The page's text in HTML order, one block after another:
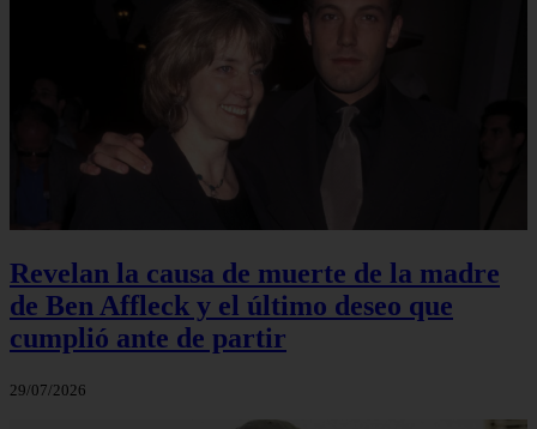
Revelan la causa de muerte de la madre
de Ben Affleck y el último deseo que
cumplió ante de partir
29/07/2026